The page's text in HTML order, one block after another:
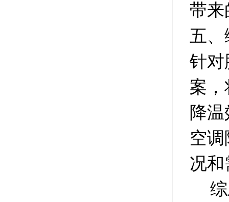
带来
五
针对
案
降
空
况
综